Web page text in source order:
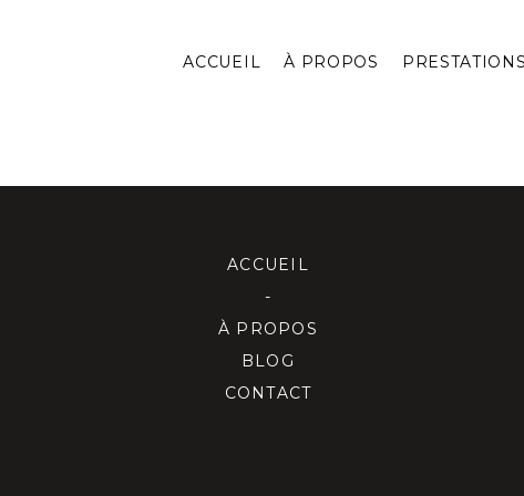
ACCUEIL À PROPOS PRESTATIONS
ACCUEIL
-
À PROPOS
BLOG
CONTACT